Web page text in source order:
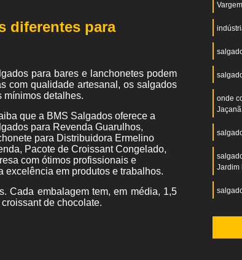
diferentes para
para bares e lanchonetes podem
com qualidade artesanal, os salgados
mínimos detalhes.
que a BMS Salgados oferece a
para Revenda Guarulhos,
para Distribuidora Ermelino
Pacote de Croissant Congelado,
com ótimos profissionais e
excelência em produtos e trabalhos.
Cada embalagem tem, em média, 1,5
de chocolate.
onde
Jaçanã
Jardim